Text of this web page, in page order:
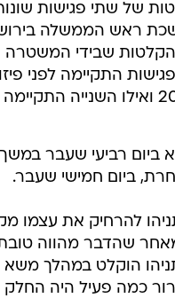
של שתי פגישות
ראש הממשלה
שבידי
התקיימה לפני
ב-1 בדצמבר 2014 ואילו השנייה
ביום רביעי שעבר
ביום חמישי שעבר.
להרחיק את עצמו
שהדבר מהווה
הוקלט במהלך משא
כמה פעיל היה החלק